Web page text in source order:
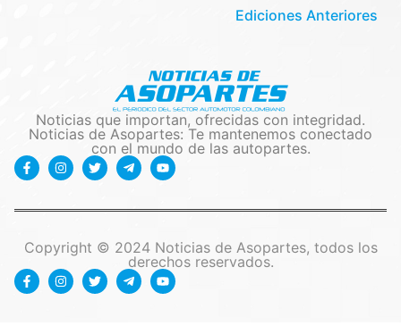
Ediciones Anteriores
Noticias que importan, ofrecidas con integridad.
Noticias de Asopartes: Te mantenemos conectado
con el mundo de las autopartes.
Copyright © 2024 Noticias de Asopartes, todos los
derechos reservados.